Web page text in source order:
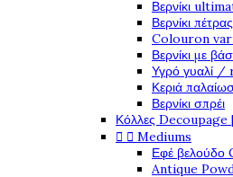
Βερνίκι
Βερνίκι
Colouron
Βερνίκι με
Υγρό γυαλί /
Κεριά
Βερνίκι σπρέι
Κόλλες Decoupage |
  Mediums
Εφέ βελούδο
Antique